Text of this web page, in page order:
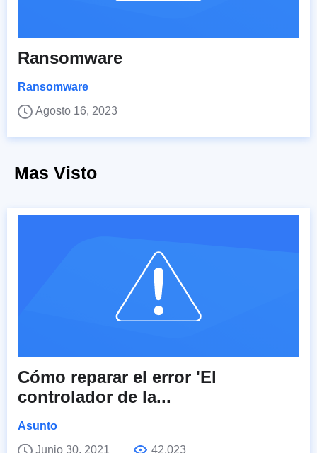
Ransomware
Ransomware
Agosto 16, 2023
Mas Visto
Cómo reparar el error 'El
controlador de la...
Asunto
Junio 30, 2021
42,023